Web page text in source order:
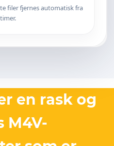
filer fjernes automatisk fra
en rask og
M4V-